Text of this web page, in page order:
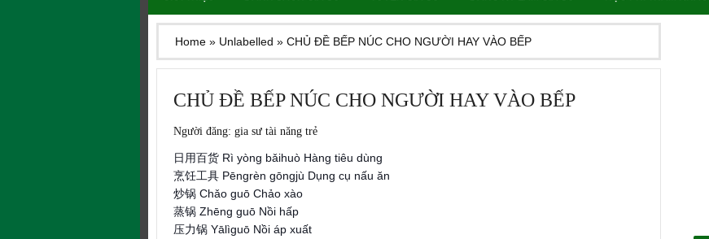
Home » Unlabelled » CHỦ ĐỀ BẾP NÚC CHO NGƯỜI HAY VÀO BẾP
CHỦ ĐỀ BẾP NÚC CHO NGƯỜI HAY VÀO BẾP
Người đăng: gia sư tài năng trẻ
日用百货 Rì yòng bǎihuò Hàng tiêu dùng
烹饪工具 Pēngrèn gōngjù Dụng cụ nấu ăn
炒锅 Chǎo guō Chảo xào
蒸锅 Zhēng guō Nồi hấp
压力锅 Yālìguō Nồi áp xuất